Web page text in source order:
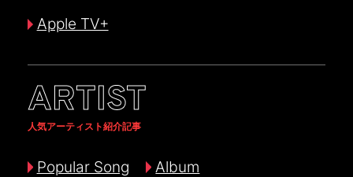
Apple TV+
ARTIST
人気アーティスト紹介記事
Popular Song Album